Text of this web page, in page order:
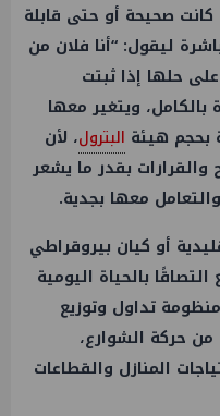
صحيحة أو حتى قابلة
ليقول: “أنا فلان من
حلها إذا ثبتت
بالكامل، ويتغير معها
بحجم هيئة البترول، لأن
والقرارات بقدر ما يشعر
معها بجدية.
أو كيان بيروقراطي
بالحياة اليومية
تداول وتوزيع
من حركة الشوارع،
المنازل والقطاعات